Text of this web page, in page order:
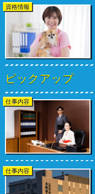
資格情報
ピックアップ
仕事内容
仕事内容